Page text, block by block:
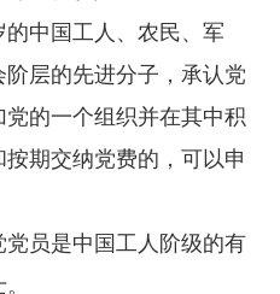
中国工人、农民、军
层的先进分子，承认党
的一个组织并在其中积
期交纳党费的，可以申
员是中国工人阶级的有